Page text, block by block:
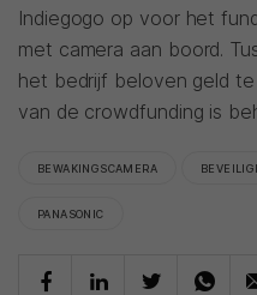
Indiegogo op voor het
met camera aan boord.
het bedrijf beloven geld
van de crowdfunding is
BEWAKINGSCAMERA
PANASONIC